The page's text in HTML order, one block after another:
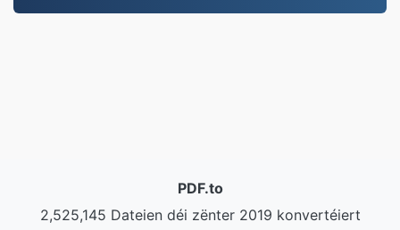
PDF.to
2,525,145 Dateien déi zënter 2019 konvertéiert